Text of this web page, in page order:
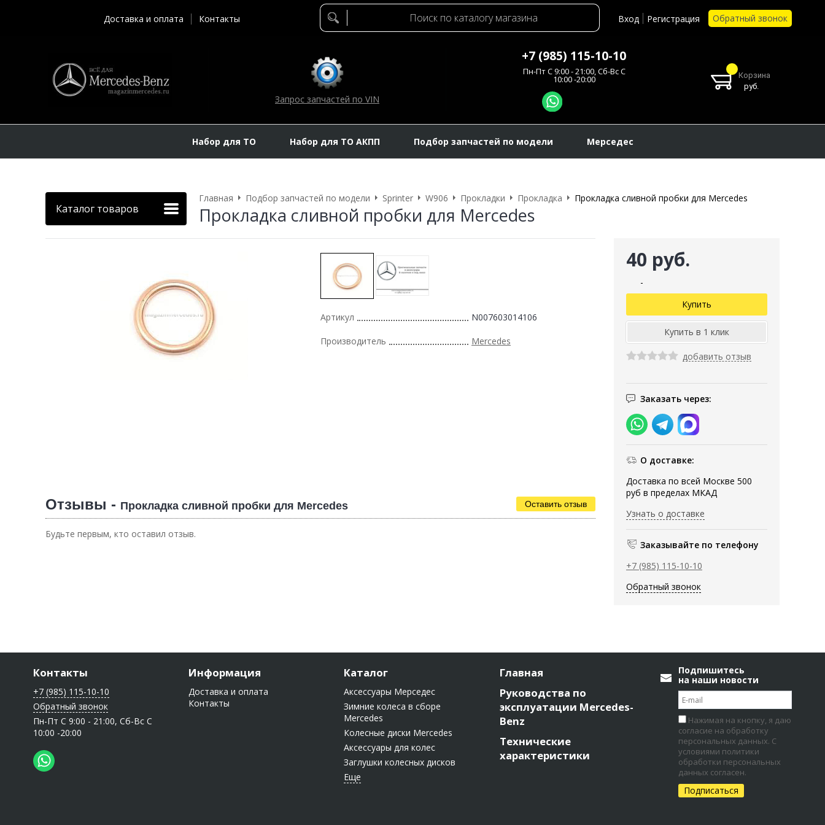
Доставка и оплата Контакты Вход Регистрация Обратный звонок
Запрос запчастей по VIN
+7 (985) 115-10-10
Пн-Пт C 9:00 - 21:00, Сб-Вс С
10:00 -20:00
Корзина
руб.
Набор для ТО Набор для ТО АКПП Подбор запчастей по модели Мерседес
Каталог товаров
Главная Подбор запчастей по модели Sprinter W906 Прокладки Прокладка Прокладка сливной пробки для Mercedes
Прокладка сливной пробки для Mercedes
40 руб.
-
добавить отзыв
Заказать через:
О доставке:
Доставка по всей Москве 500
руб в пределах МКАД
Узнать о доставке
Заказывайте по телефону
+7 (985) 115-10-10
Обратный звонок
Артикул N007603014106
Производитель Mercedes
Отзывы - Прокладка сливной пробки для Mercedes Оставить отзыв
Будьте первым, кто оставил отзыв.
Контакты
+7 (985) 115-10-10
Обратный звонок
Пн-Пт C 9:00 - 21:00, Сб-Вс С
10:00 -20:00
Информация
Доставка и оплата
Контакты
Каталог
Аксессуары Мерседес
Зимние колеса в сборе
Mercedes
Колесные диски Mercedes
Аксессуары для колес
Заглушки колесных дисков
Главная
Руководства по
эксплуатации Mercedes-
Benz
Технические
характеристики
Подпишитесь
на наши новости
Нажимая на кнопку, я даю
согласие на обработку
персональных данных. С
условиями политики
обработки персональных
данных согласен.